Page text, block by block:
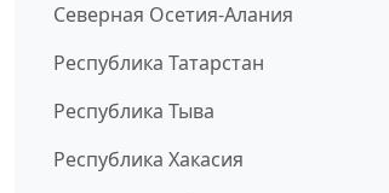
Северная Осетия-Алания
Республика Татарстан
Республика Тыва
Республика Хакасия